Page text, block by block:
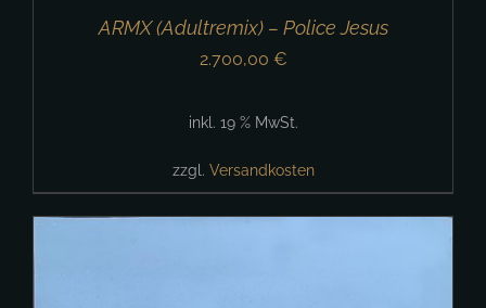
ARMX (Adultremix) – Police Jesus
2.700,00 €
inkl. 19 % MwSt.
zzgl. Versandkosten